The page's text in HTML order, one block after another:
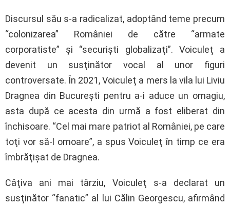
Discursul său s-a radicalizat, adoptând teme precum
“colonizarea” României de către “armate
corporatiste” şi “securişti globalizaţi”. Voiculeţ a
devenit un susţinător vocal al unor figuri
controversate. În 2021, Voiculeţ a mers la vila lui Liviu
Dragnea din Bucureşti pentru a-i aduce un omagiu,
asta după ce acesta din urmă a fost eliberat din
închisoare. “Cel mai mare patriot al României, pe care
toţi vor să-l omoare”, a spus Voiculeţ în timp ce era
îmbrăţişat de Dragnea.
Câţiva ani mai târziu, Voiculeţ s-a declarat un
susţinător “fanatic” al lui Călin Georgescu, afirmând